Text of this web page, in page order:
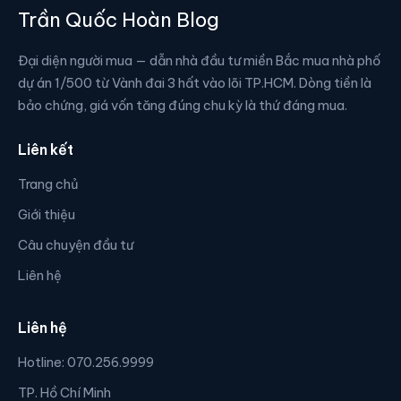
Trần Quốc Hoàn Blog
Đại diện người mua — dẫn nhà đầu tư miền Bắc mua nhà phố
dự án 1/500 từ Vành đai 3 hất vào lõi TP.HCM. Dòng tiền là
bảo chứng, giá vốn tăng đúng chu kỳ là thứ đáng mua.
Liên kết
Trang chủ
Giới thiệu
Câu chuyện đầu tư
Liên hệ
Liên hệ
Hotline: 070.256.9999
TP. Hồ Chí Minh